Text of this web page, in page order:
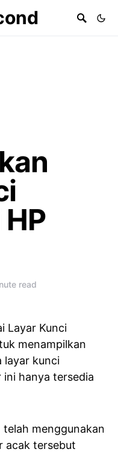
read
Layar Kunci
menampilkan
layar kunci
ini hanya tersedia
telah menggunakan
acak tersebut